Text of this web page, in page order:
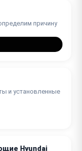
причину
и установленные
Hyundai